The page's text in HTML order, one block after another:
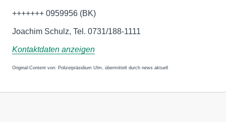
+++++++ 0959956 (BK)
Joachim Schulz, Tel. 0731/188-1111
Kontaktdaten anzeigen
Original-Content von: Polizeipräsidium Ulm, übermittelt durch news aktuell